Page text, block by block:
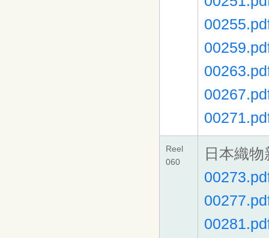
Reel
060
日本織